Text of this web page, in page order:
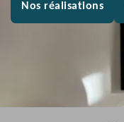
Nos réalisations